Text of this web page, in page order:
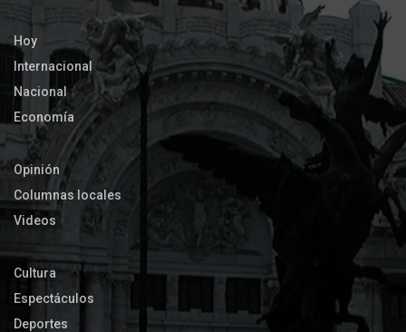
Hoy
Internacional
Nacional
Economía
Opinión
Columnas locales
Videos
Cultura
Espectáculos
Deportes